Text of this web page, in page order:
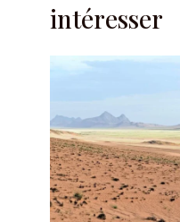
intéresser